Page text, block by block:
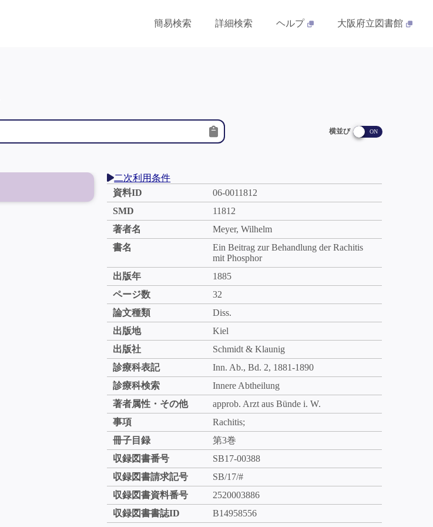
簡易検索 詳細検索 ヘルプ 大阪府立図書館
横並び
二次利用条件
資料ID
06-0011812
SMD
11812
著者名
Meyer, Wilhelm
書名
Ein Beitrag zur Behandlung der Rachitis
mit Phosphor
出版年
1885
ページ数
32
論文種類
Diss.
出版地
Kiel
出版社
Schmidt & Klaunig
診療科表記
Inn. Ab., Bd. 2, 1881-1890
診療科検索
Innere Abtheilung
著者属性・その他
approb. Arzt aus Bünde i. W.
事項
Rachitis;
冊子目録
第3巻
収録図書番号
SB17-00388
収録図書請求記号
SB/17/#
収録図書資料番号
2520003886
収録図書書誌ID
B14958556